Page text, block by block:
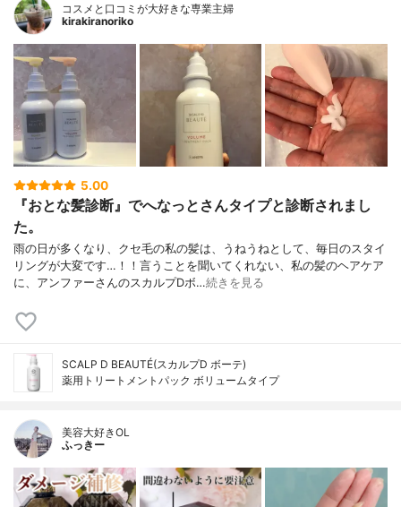
コスメと口コミが大好きな専業主婦
kirakiranoriko
5.00
『おとな髪診断』でへなっとさんタイプと診断されまし
た。
雨の日が多くなり、クセ毛の私の髪は、うねうねとして、毎日のスタイ
リングが大変です…！！言うことを聞いてくれない、私の髪のヘアケア
に、アンファーさんのスカルプDボ…続きを見る
SCALP D BEAUTÉ(スカルプD ボーテ)
薬用トリートメントパック ボリュームタイプ
美容大好きOL
ふっきー